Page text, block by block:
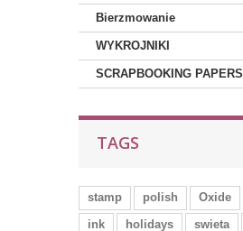
Bierzmowanie
WYKROJNIKI
SCRAPBOOKING PAPERS
TAGS
stamp polish Oxide
ink
holidays swieta